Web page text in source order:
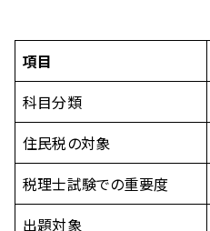
項目
科目分類
住民税の対象
税理士試験での重要度
出題対象